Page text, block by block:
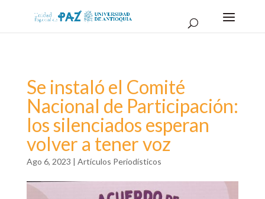
Se instaló el Comité
Nacional de Participación:
los silenciados esperan
volver a tener voz
Ago 6, 2023 | Artículos Periodísticos